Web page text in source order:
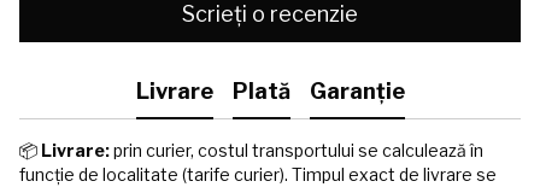
Scrieți o recenzie
Livrare Plată Garanție
📦 Livrare:prin curier, costul transportului se calculează în
funcție de localitate (tarife curier). Timpul exact de livrare se